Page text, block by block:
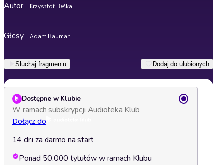
Autor Krzysztof Beśka
Głosy Adam Bauman
Słuchaj fragmentu Dodaj do ulubionych
Dostępne w Klubie
W ramach subskrypcji Audioteka Klub
Dołącz do
14 dni za darmo na start
Ponad 50.000 tytułów w ramach Klubu